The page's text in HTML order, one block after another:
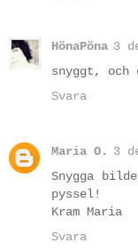
HönaPöna 3
snyggt,
Svara
Maria O.
3
Snygga
pyssel!
Kram Maria
Svara